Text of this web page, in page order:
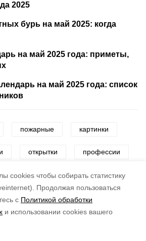
cookies чтобы собирать статистику
Продолжая пользоваться
с Политикой обработки
и использовании cookies вашего
2025
бурь на май 2025: когда
на май 2025 года: приметы,
на май 2025 года: список
пожарные картинки
открытки профессии
праздники